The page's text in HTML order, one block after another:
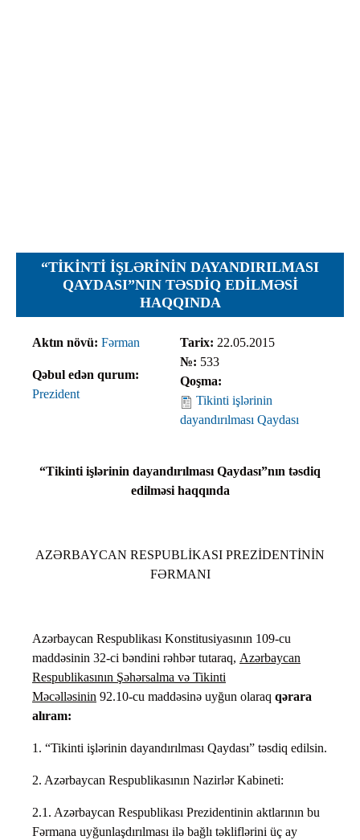
“TIKINTI IŞLƏRININ DAYANDIRILMASI
QAYDASI”NIN TƏSDIQ EDILMƏSI
HAQQINDA
Aktın növü: Fərman
Qəbul edən qurum:
Prezident
Tarix: 22.05.2015
№: 533
Qoşma:
Tikinti işlərinin
dayandırılması Qaydası
“Tikinti işlərinin dayandırılması Qaydası”nın təsdiq
edilməsi haqqında
AZƏRBAYCAN RESPUBLİKASI PREZİDENTİNİN
FƏRMANI
Azərbaycan Respublikası Konstitusiyasının 109-cu
maddəsinin 32-ci bəndini rəhbər tutaraq, Azərbaycan
Respublikasının Şəhərsalma və Tikinti
Məcəlləsinin 92.10-cu maddəsinə uyğun olaraq qərara
alıram:
1. “Tikinti işlərinin dayandırılması Qaydası” təsdiq edilsin.
2. Azərbaycan Respublikasının Nazirlər Kabineti:
2.1. Azərbaycan Respublikası Prezidentinin aktlarının bu
Fərmana uyğunlaşdırılması ilə bağlı təkliflərini üç ay